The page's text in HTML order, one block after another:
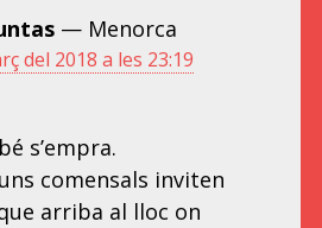
— Menorca
del 2018 a les 23:19
s’empra.
comensals inviten
arriba al lloc on